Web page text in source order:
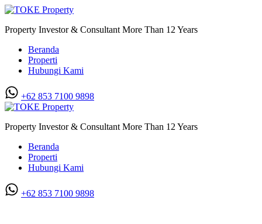
Property Investor & Consultant More Than 12 Years
Beranda
Properti
Hubungi Kami
+62 853 7100 9898‬
Property Investor & Consultant More Than 12 Years
Beranda
Properti
Hubungi Kami
+62 853 7100 9898‬